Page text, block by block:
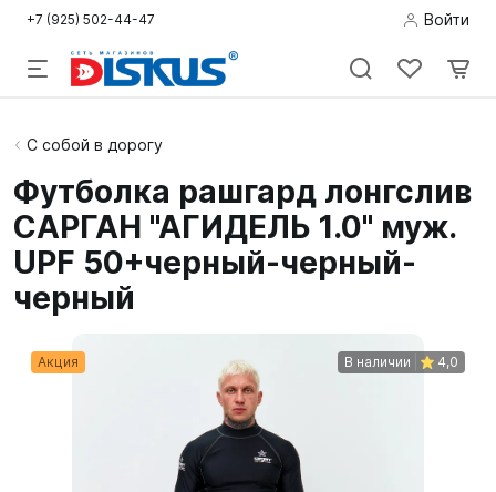
+7 (925) 502-44-47 Войти
Подводная
Дайвинг
Снорклинг /
Пляж
Фридайвинг
С собой в дорогу
Футболка рашгард лонгслив
САРГАН "АГИДЕЛЬ 1.0" муж.
UPF 50+черный-черный-
черный
Акция В наличии 4,0